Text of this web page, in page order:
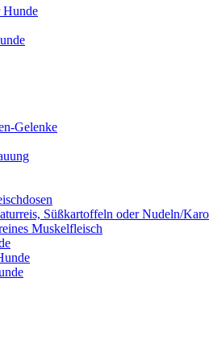
Hunde
Gelenke
Süßkartoffeln oder Nudeln/
Muskelfleisch